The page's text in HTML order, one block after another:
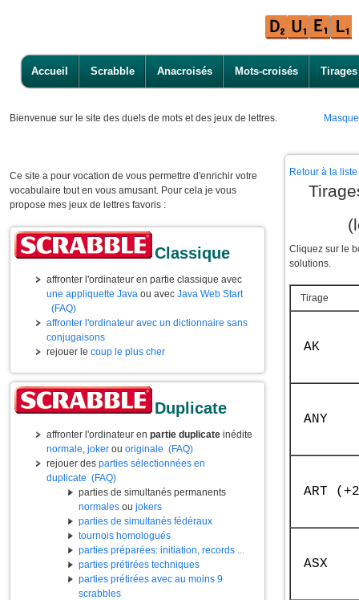
Accueil Scrabble Anacroisés Mots-croisés Tirages
Bienvenue sur le site des duels de mots et des jeux de lettres.
Ce site a pour vocation de vous permettre d'enrichir votre
vocabulaire tout en vous amusant. Pour cela je vous
propose mes jeux de lettres favoris :
Classique
affronter l'ordinateur en partie classique avec
une appliquette Java ou avec Java Web Start
(FAQ)
affronter l'ordinateur avec un dictionnaire sans
conjugaisons
rejouer le coup le plus cher
Duplicate
affronter l'ordinateur en partie duplicate inédite
normale, joker ou originale (FAQ)
rejouer des parties sélectionnées en
duplicate (FAQ)
parties de simultanés permanents
normales ou jokers
parties de simultanés fédéraux
tournois homologués
parties préparées: initiation, records ...
parties prétirées techniques
parties prétirées avec au moins 9
scrabbles
Retour à la
Cliquez sur le
solutions.
Tirage
AK
ANY
ART
ASX